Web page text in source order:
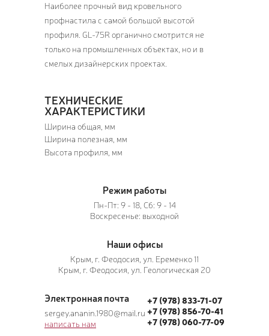
Наиболее прочный вид кровельного
профнастила с самой большой высотой
профиля. GL-75R органично смотрится не
только на промышленных объектах, но и в
смелых дизайнерских проектах.
ТЕХНИЧЕСКИЕ
ХАРАКТЕРИСТИКИ
Ширина общая, мм
Ширина полезная, мм
Высота профиля, мм
Режим работы
Пн-Пт: 9 - 18, Сб: 9 - 14
Воскресенье: выходной
Наши офисы
Крым, г. Феодосия, ул. Еременко 11
Крым, г. Феодосия, ул. Геологическая 20
Электронная почта
sergey.ananin.1980@mail.ru
написать нам
+7 (978) 833-71-07
+7 (978) 856-70-41
+7 (978) 060-77-09